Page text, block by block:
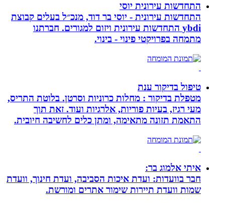
התחדשות עירונית יוסי
התחדשות עירונית - יוסי בר דוד, מנכ״ל בעלים קבוצת
ybdi התחדשות עירונית ויזום למגורים. חברתנו
מתמחה בפרויקטי פינוי - בינוי.
טיפול בדיקור ענת
מטפלת בדיקור : מחלות כרוניות וסרטן. בלוטת התריס,
מעי רגיז, בעיות פוריות, אלרגיות ועוד. זאת תוך
התאמת תזונה מתאימה, ומתן כלים לחשיבה חיובית.
איתי אלמוג בר:
חבר בוועדות: ועדת איכות הסביבה, ועדת חינוך, וועדת
שמות וועדת תיירות שימור אתרים ומורשת.